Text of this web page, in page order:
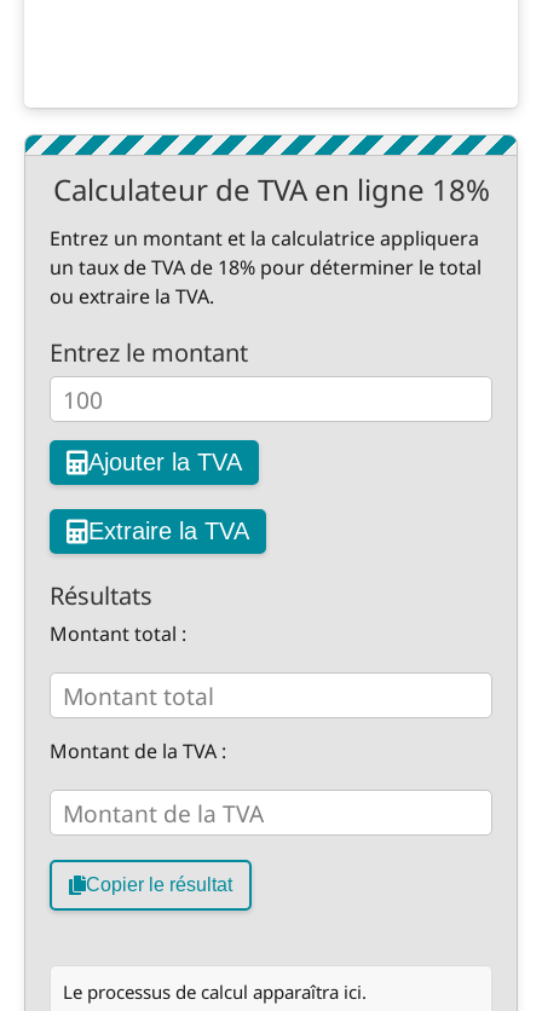
Calculateur de TVA en ligne 18%
Entrez un montant et la calculatrice appliquera
un taux de TVA de 18% pour déterminer le total
ou extraire la TVA.
Entrez le montant
Ajouter la TVA
Extraire la TVA
Résultats
Montant total :
Montant de la TVA :
Copier le résultat
Le processus de calcul apparaîtra ici.